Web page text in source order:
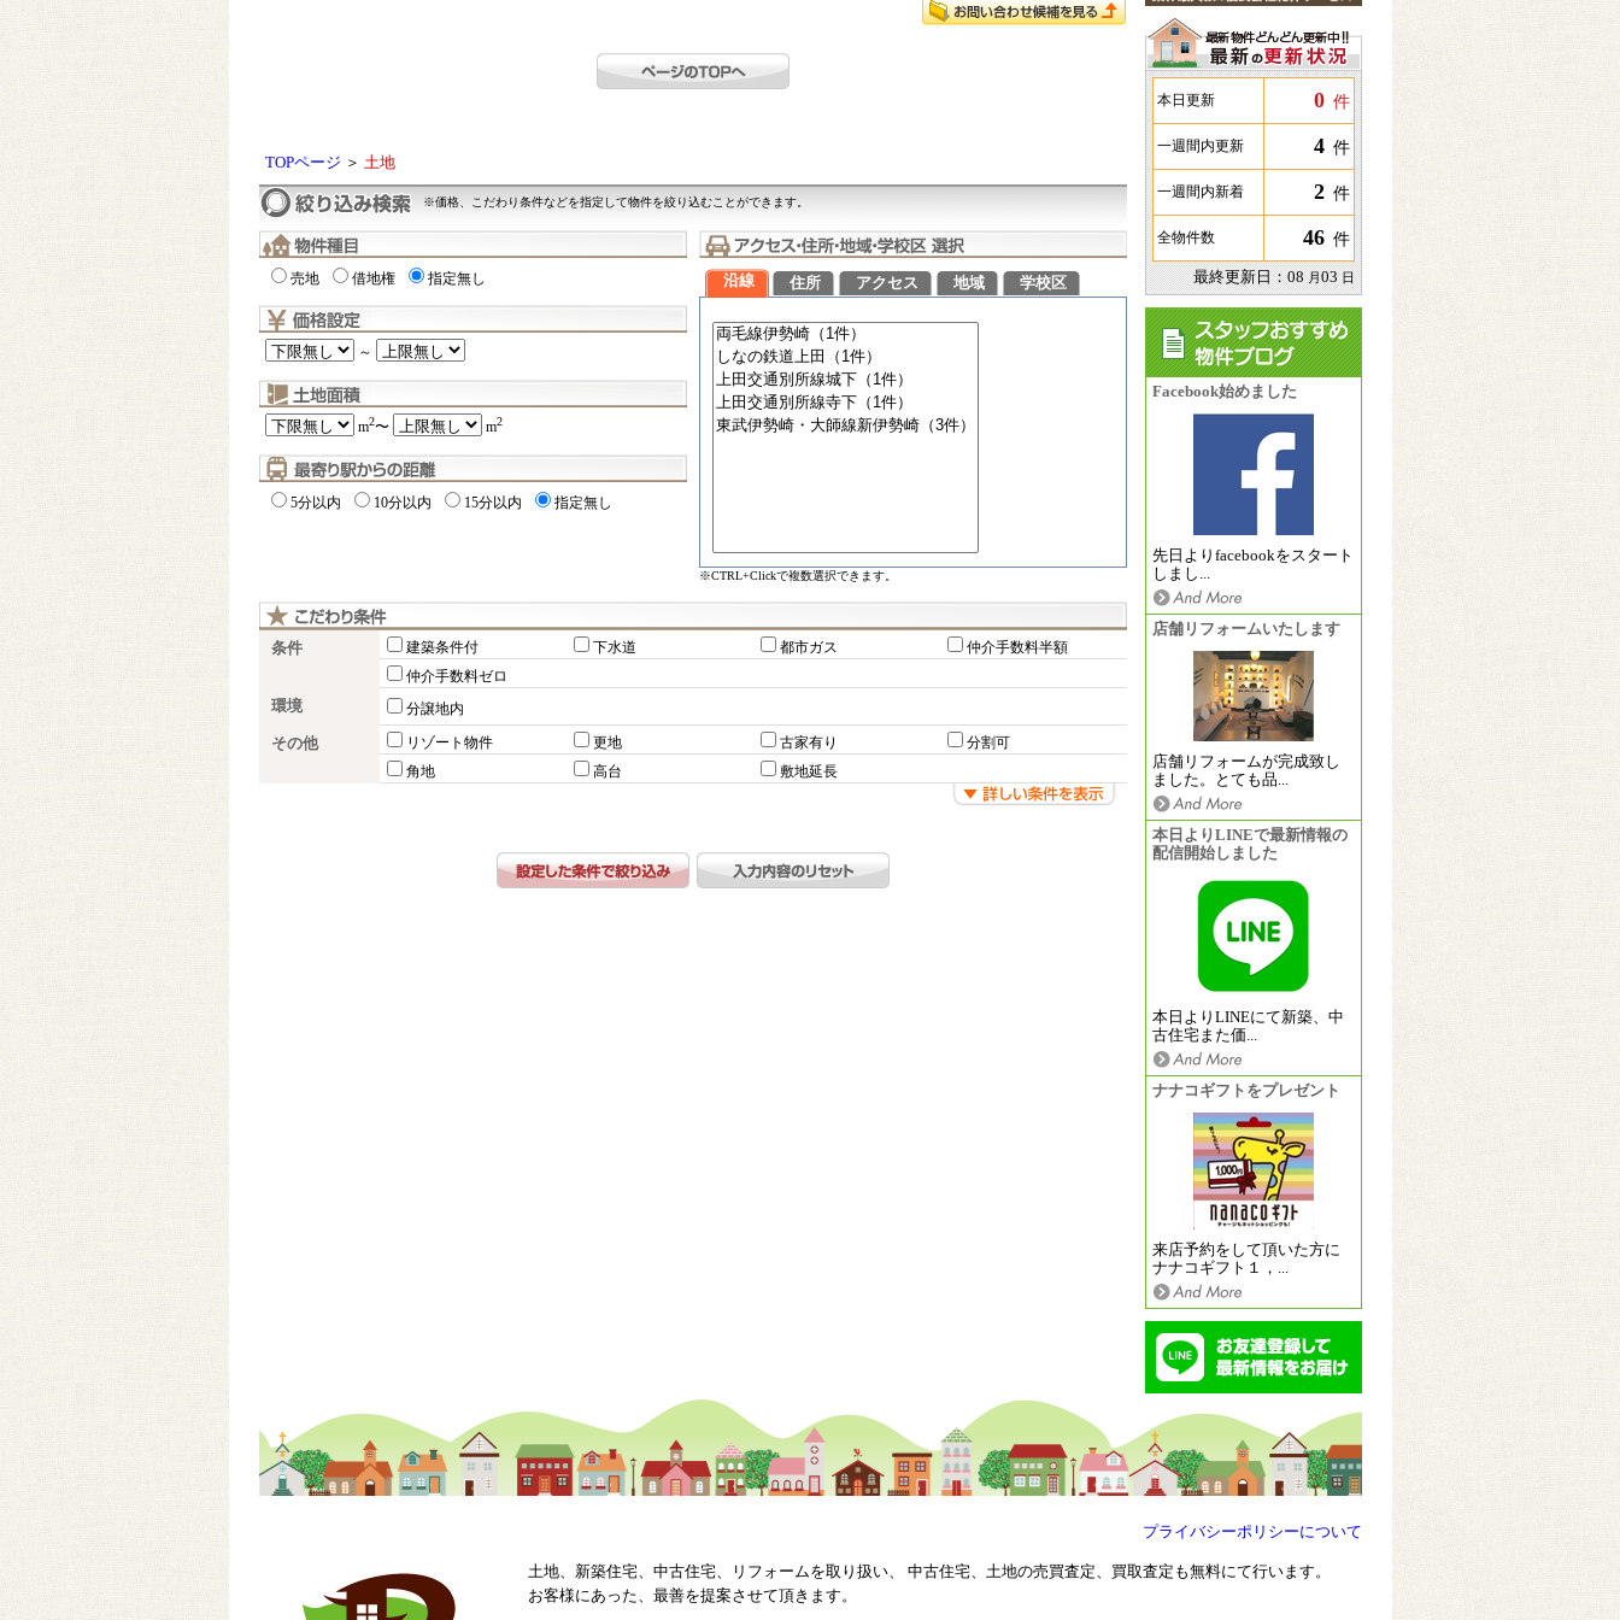
本日更新 0 件
一週間内更新 4 件
一週間内新着 2 件
全物件数 46 件
最終更新日：08 月03 日
Facebook始めました
先日よりfacebookをスタート
しまし...
店舗リフォームいたします
店舗リフォームが完成致し
ました。とても品...
本日よりLINEで最新情報の
配信開始しました
本日よりLINEにて新築、中
古住宅また価...
ナナコギフトをプレゼント
来店予約をして頂いた方に
ナナコギフト１，...
TOPページ ＞ 土地
※価格、こだわり条件などを指定して物件を絞り込むことができます。
売地 借地権 指定無し
～
m2〜 m2
5分以内 10分以内 15分以内 指定無し
沿線 住所 アクセス 地域 学校区
※CTRL+Clickで複数選択できます。
条件 建築条件付 下水道 都市ガス
仲介手数料半額
仲介手数料ゼロ
環境 分譲地内
その他 リゾート物件 更地 古家有り
分割可
角地
高台 敷地延長
プライバシーポリシーについて
土地、新築住宅、中古住宅、リフォームを取り扱い、 中古住宅、土地の売買査定、買取査定も無料にて行います。
お客様にあった、最善を提案させて頂きます。